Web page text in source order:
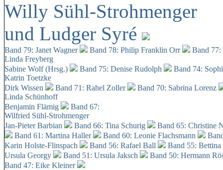
Willy Sühl-Strohmenger
und Ludger Syré
Band 79: Janet Wagner Band 78: Philip Franklin Orr
Band
Linda Freyberg
Sabine Wolf (Hrsg.)
Band 75: Denise Rudolph
Band 74:
Katrin Toetzke
Dirk Wissen
Band 71: Rahel Zoller
Band 70: Sabrina Lorenz
Linda Schünhoff
Benjamin Flämig
Band 67:
Wilfried Sühl-Strohmenger
Jan-Pieter Barbian
Band 66: Tina Schurig
Band 65: Christine
Band 61: Martina Haller
Band 60: Leonie Flachsmann
Karin Holste-Flinspach
Band 56: Rafael Ball
Band 55:
Ursula Georgy
Band 51: Ursula Jaksch Band 50: Hermann
Band 47: Eike Kleiner